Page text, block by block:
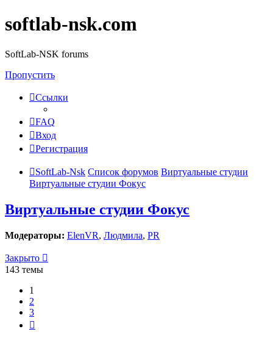
softlab-nsk.com
SoftLab-NSK forums
Пропустить
Ссылки
FAQ
Вход
Регистрация
SoftLab-Nsk Список форумов Виртуальные студии
Виртуальные студии Фокус
Виртуальные студии Фокус
Модераторы: ElenVR, Людмила, PR
Закрыто
143 темы
1
2
3